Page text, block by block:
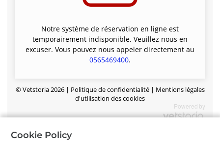
Notre système de réservation en ligne est
temporairement indisponible. Veuillez nous en
excuser. Vous pouvez nous appeler directement au
0565469400.
©Vetstoria2026 | Politique de confidentialité | Mentions légales
d'utilisation des cookies
Cookie Policy